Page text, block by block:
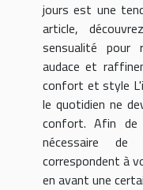
jours est une
article,
sensualité pour
audace et
confort et style
le quotidien ne
confort. Afin de
nécessaire
correspondent à
en avant une